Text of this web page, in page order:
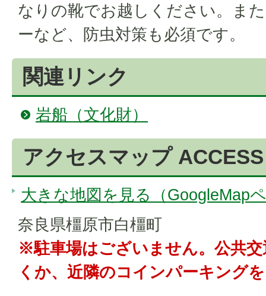
なりの靴でお越しください。ま
ーなど、防虫対策も必須です。
関連リンク
岩船（文化財）
アクセスマップ
大きな地図を見る（GoogleMap
奈良県橿原市白橿町
※駐車場はございません。公共
くか、近隣のコインパーキング